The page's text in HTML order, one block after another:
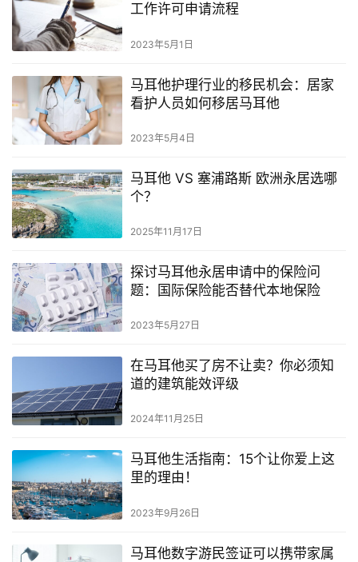
工作许可申请流程
2023年5月1日
马耳他护理行业的移民机会：居家
看护人员如何移居马耳他
2023年5月4日
马耳他 VS 塞浦路斯 欧洲永居选哪
个？
2025年11月17日
探讨马耳他永居申请中的保险问
题：国际保险能否替代本地保险
2023年5月27日
在马耳他买了房不让卖？你必须知
道的建筑能效评级
2024年11月25日
马耳他生活指南：15个让你爱上这
里的理由！
2023年9月26日
马耳他数字游民签证可以携带家属